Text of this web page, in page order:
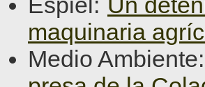
maquinaria
Medio Ambiente: